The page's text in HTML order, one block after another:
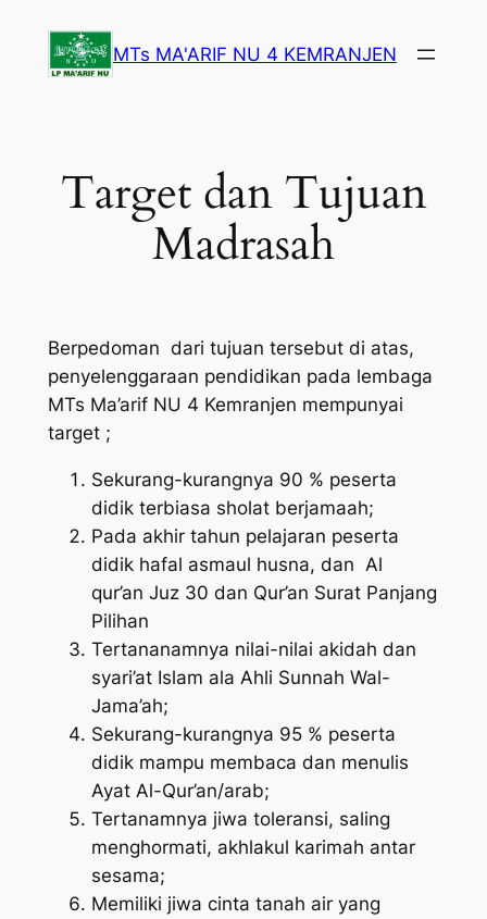
konten
MTs MA'ARIF NU 4 KEMRANJEN
Target dan Tujuan
Madrasah
Berpedoman dari tujuan tersebut di atas,
penyelenggaraan pendidikan pada lembaga
MTs Ma’arif NU 4 Kemranjen mempunyai
target ;
Sekurang-kurangnya 90 % peserta
didik terbiasa sholat berjamaah;
Pada akhir tahun pelajaran peserta
didik hafal asmaul husna, dan Al
qur’an Juz 30 dan Qur’an Surat Panjang
Pilihan
Tertananamnya nilai-nilai akidah dan
syari’at Islam ala Ahli Sunnah Wal-
Jama’ah;
Sekurang-kurangnya 95 % peserta
didik mampu membaca dan menulis
Ayat Al-Qur’an/arab;
Tertanamnya jiwa toleransi, saling
menghormati, akhlakul karimah antar
sesama;
Memiliki jiwa cinta tanah air yang